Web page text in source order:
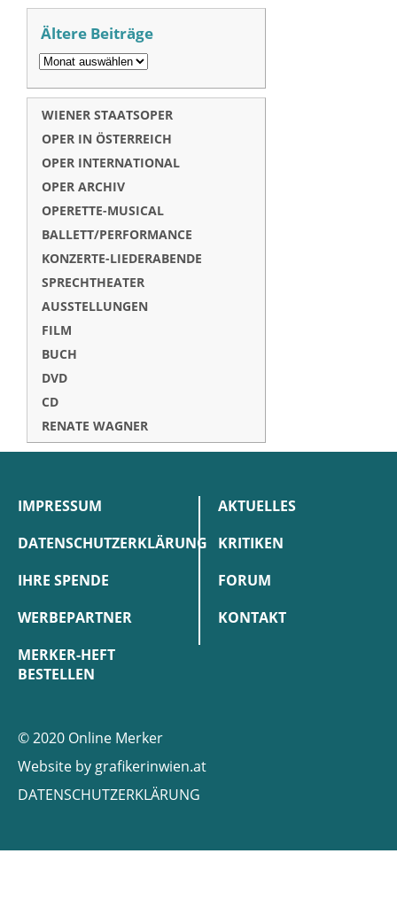
Ältere Beiträge
WIENER STAATSOPER
OPER IN ÖSTERREICH
OPER INTERNATIONAL
OPER ARCHIV
OPERETTE-MUSICAL
BALLETT/PERFORMANCE
KONZERTE-LIEDERABENDE
SPRECHTHEATER
AUSSTELLUNGEN
FILM
BUCH
DVD
CD
RENATE WAGNER
IMPRESSUM
DATENSCHUTZERKLÄRUNG
IHRE SPENDE
WERBEPARTNER
MERKER-HEFT
BESTELLEN
AKTUELLES
KRITIKEN
FORUM
KONTAKT
© 2020 Online Merker
Website by grafikerinwien.at
DATENSCHUTZERKLÄRUNG